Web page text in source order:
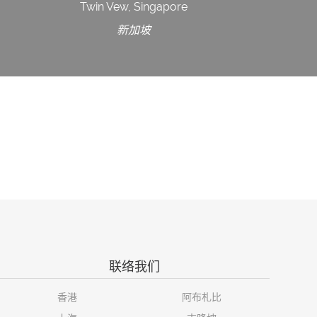
Twin Vew, Singapore
新加坡
联络我们
香港
阿布札比